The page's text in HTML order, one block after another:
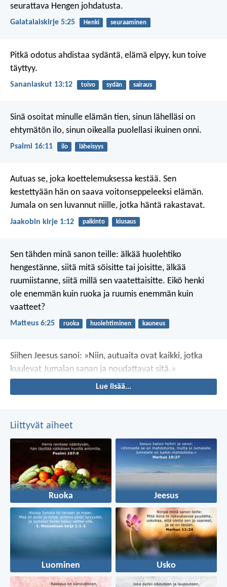
seurattava Hengen johdatusta.
Galatalaiskirje 5:25 Henki seuraaminen
Pitkä odotus ahdistaa sydäntä, elämä elpyy, kun toive
täyttyy.
Sananlaskut 13:12 toivo sydän sairaus
Sinä osoitat minulle elämän tien, sinun lähelläsi on
ehtymätön ilo, sinun oikealla puolellasi ikuinen onni.
Psalmi 16:11 ilo läheisyys
Autuas se, joka koettelemuksessa kestää. Sen
kestettyään hän on saava voitonseppeleeksi elämän.
Jumala on sen luvannut niille, jotka häntä rakastavat.
Jaakobin kirje 1:12 palkinto kiusaus
Sen tähden minä sanon teille: älkää huolehtiko
hengestänne, siitä mitä söisitte tai joisitte, älkää
ruumiistanne, siitä millä sen vaatettaisitte. Eikö henki
ole enemmän kuin ruoka ja ruumis enemmän kuin
vaatteet?
Matteus 6:25 ruoka huolehtiminen kauneus
Siihen Jeesus sanoi: »Niin, autuaita ovat kaikki, jotka
kuulevat Jumalan sanan ja noudattavat sitä.»
Lue lisää...
Liittyvät aiheet
Ruoka Jeesus
Luominen Usko